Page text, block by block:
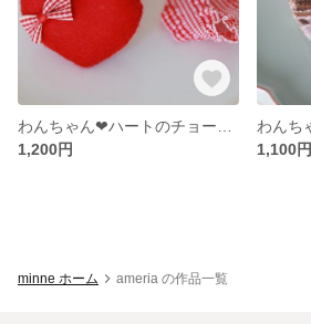
1,200円
1,100円
minne ホーム ameria の作品一覧